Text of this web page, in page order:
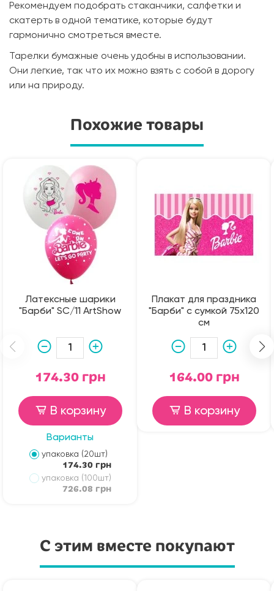
Рекомендуем подобрать стаканчики, салфетки и
скатерть в одной тематике, которые будут
гармонично смотреться вместе.
Тарелки бумажные очень удобны в использовании.
Они легкие, так что их можно взять с собой в дорогу
или на природу.
Похожие товары
Латексные шарики
"Барби" SC/11 ArtShow
174.30 грн
В корзину
Варианты
упаковка (20шт)
174.30 грн
упаковка (100шт)
726.08 грн
Плакат для праздника
"Барби" с сумкой 75х120
см
164.00 грн
В корзину
С этим вместе покупают